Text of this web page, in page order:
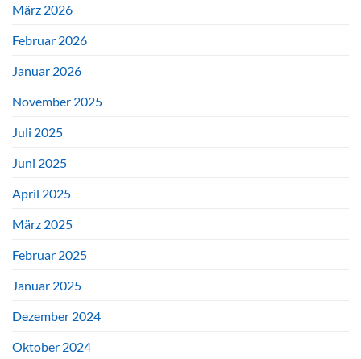
März 2026
Februar 2026
Januar 2026
November 2025
Juli 2025
Juni 2025
April 2025
März 2025
Februar 2025
Januar 2025
Dezember 2024
Oktober 2024